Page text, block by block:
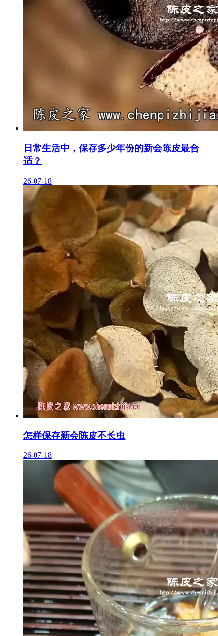
日常生活中，保存多少年份的新会陈皮最合
适？
26-07-18
怎样保存新会陈皮不长虫
26-07-18